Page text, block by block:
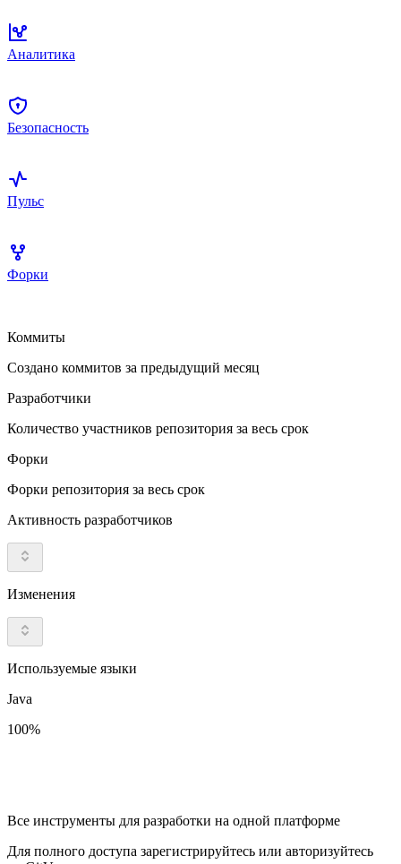
Аналитика
Безопасность
Пульс
Форки
Коммиты
Создано коммитов за предыдущий месяц
Разработчики
Количество участников репозитория за весь срок
Форки
Форки репозитория за весь срок
Активность разработчиков
Изменения
Используемые языки
Java
100%
Все инструменты для разработки на одной платформе
Для полного доступа зарегистрируйтесь или авторизуйтесь